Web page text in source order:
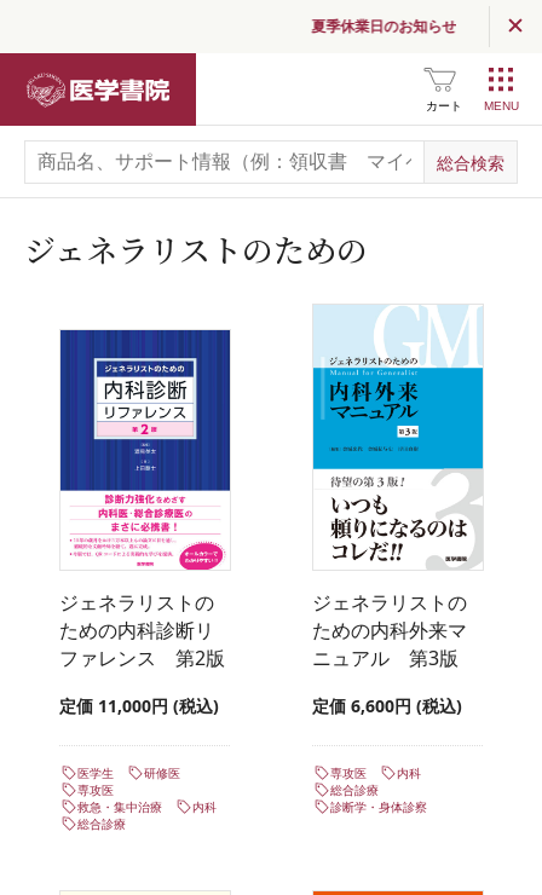
夏季休業日のお知らせ
カート
ジェネラリストのための
ジェネラリストの
ための内科診断リ
ファレンス 第2版
定価 11,000円 (税込)
医学生
研修医
専攻医
救急・集中治療
内科
総合診療
ジェネラリストの
ための内科外来マ
ニュアル 第3版
定価 6,600円 (税込)
専攻医
内科
総合診療
診断学・身体診察